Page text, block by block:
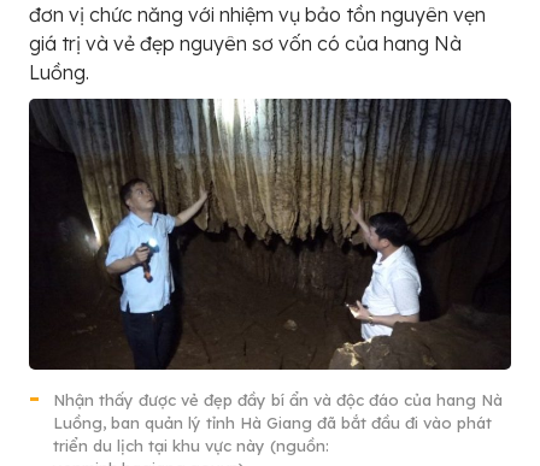
đơn vị chức năng với nhiệm vụ bảo tồn nguyên vẹn
giá trị và vẻ đẹp nguyên sơ vốn có của hang Nà
Luồng.
Nhận thấy được vẻ đẹp đầy bí ẩn và độc đáo của hang Nà
Luồng, ban quản lý tỉnh Hà Giang đã bắt đầu đi vào phát
triển du lịch tại khu vực này (nguồn: